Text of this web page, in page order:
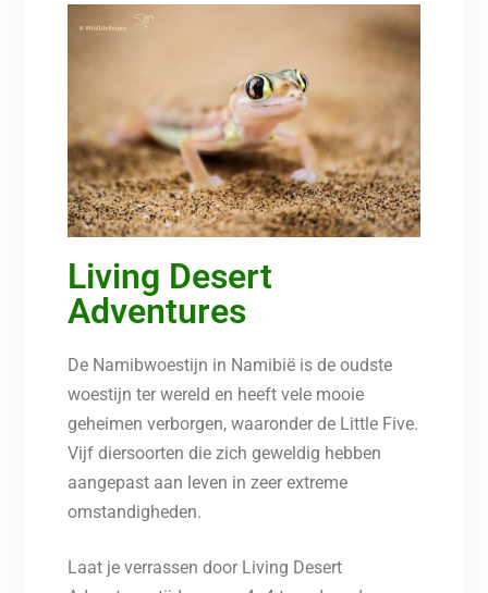
Living Desert
Adventures
De Namibwoestijn in Namibië is de oudste
woestijn ter wereld en heeft vele mooie
geheimen verborgen, waaronder de Little Five.
Vijf diersoorten die zich geweldig hebben
aangepast aan leven in zeer extreme
omstandigheden.
Laat je verrassen door Living Desert